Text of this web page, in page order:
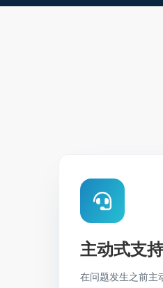
主动式支持
在问题发生之前主